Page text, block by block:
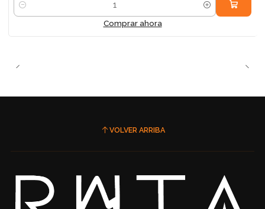
Cantidad
Comprar ahora
VOLVER ARRIBA